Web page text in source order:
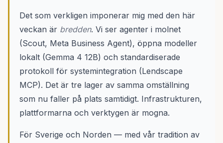
Det som verkligen imponerar mig med den här
veckan är bredden. Vi ser agenter i molnet
(Scout, Meta Business Agent), öppna modeller
lokalt (Gemma 4 12B) och standardiserade
protokoll för systemintegration (Lendscape
MCP). Det är tre lager av samma omställning
som nu faller på plats samtidigt. Infrastrukturen,
plattformarna och verktygen är mogna.
För Sverige och Norden — med vår tradition av